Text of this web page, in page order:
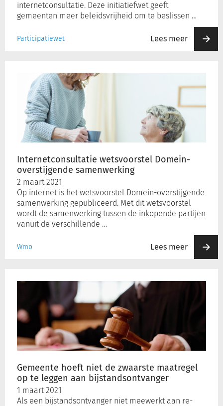
internetconsultatie. Deze initiatiefwet geeft
gemeenten meer beleidsvrijheid om te beslissen …
Participatiewet Lees meer
Internetconsultatie wetsvoorstel Domein-
overstijgende samenwerking
2 maart 2021
Op internet is het wetsvoorstel Domein-overstijgende
samenwerking gepubliceerd. Met dit wetsvoorstel
wordt de samenwerking tussen de inkopende partijen
vanuit de verschillende …
Wmo Lees meer
wetsvoorstel
Domein-
overstijgende
samenwerking
Gemeente hoeft niet de zwaarste maatregel
op te leggen aan bijstandsontvanger
1 maart 2021
Als een bijstandsontvanger niet meewerkt aan re-
hoeft
zwaarste
maatregel
leggen
aan
bijstandsontvanger